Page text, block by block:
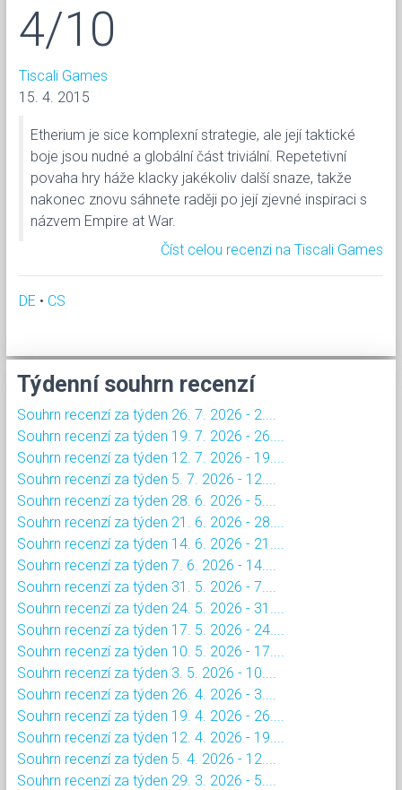
4/10
Tiscali Games
15. 4. 2015
Etherium je sice komplexní strategie, ale její taktické
boje jsou nudné a globální část triviální. Repetetivní
povaha hry háže klacky jakékoliv další snaze, takže
nakonec znovu sáhnete raději po její zjevné inspiraci s
názvem Empire at War.
Číst celou recenzi na Tiscali Games
DE • CS
Týdenní souhrn recenzí
Souhrn recenzí za týden 26. 7. 2026 - 2....
Souhrn recenzí za týden 19. 7. 2026 - 26....
Souhrn recenzí za týden 12. 7. 2026 - 19....
Souhrn recenzí za týden 5. 7. 2026 - 12....
Souhrn recenzí za týden 28. 6. 2026 - 5....
Souhrn recenzí za týden 21. 6. 2026 - 28....
Souhrn recenzí za týden 14. 6. 2026 - 21....
Souhrn recenzí za týden 7. 6. 2026 - 14....
Souhrn recenzí za týden 31. 5. 2026 - 7....
Souhrn recenzí za týden 24. 5. 2026 - 31....
Souhrn recenzí za týden 17. 5. 2026 - 24....
Souhrn recenzí za týden 10. 5. 2026 - 17....
Souhrn recenzí za týden 3. 5. 2026 - 10....
Souhrn recenzí za týden 26. 4. 2026 - 3....
Souhrn recenzí za týden 19. 4. 2026 - 26....
Souhrn recenzí za týden 12. 4. 2026 - 19....
Souhrn recenzí za týden 5. 4. 2026 - 12....
Souhrn recenzí za týden 29. 3. 2026 - 5....